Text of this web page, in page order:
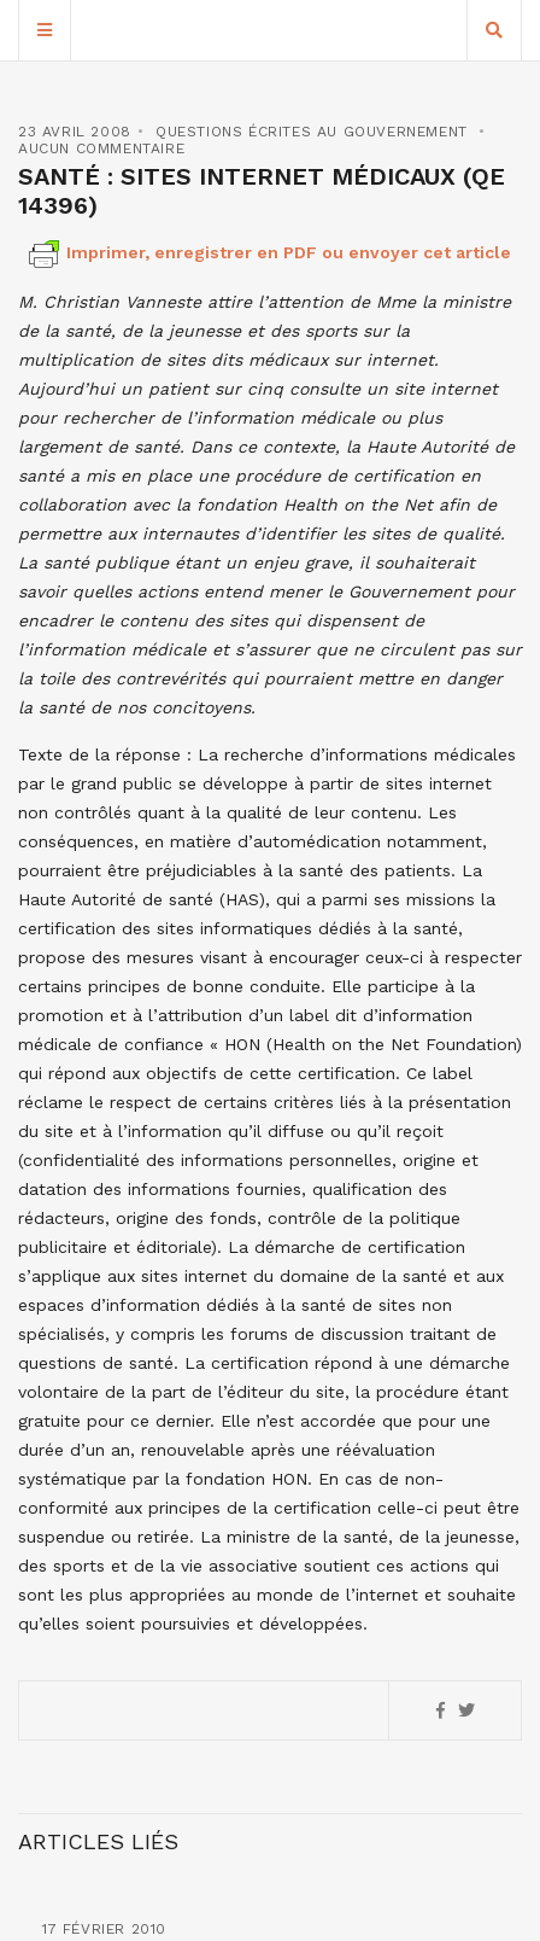
23 AVRIL 2008
QUESTIONS ÉCRITES AU GOUVERNEMENT
AUCUN COMMENTAIRE
SANTÉ : SITES INTERNET MÉDICAUX (QE
14396)
Imprimer, enregistrer en PDF ou envoyer cet article
M. Christian Vanneste attire l’attention de Mme la ministre
de la santé, de la jeunesse et des sports sur la
multiplication de sites dits médicaux sur internet.
Aujourd’hui un patient sur cinq consulte un site internet
pour rechercher de l’information médicale ou plus
largement de santé. Dans ce contexte, la Haute Autorité de
santé a mis en place une procédure de certification en
collaboration avec la fondation Health on the Net afin de
permettre aux internautes d’identifier les sites de qualité.
La santé publique étant un enjeu grave, il souhaiterait
savoir quelles actions entend mener le Gouvernement pour
encadrer le contenu des sites qui dispensent de
l’information médicale et s’assurer que ne circulent pas sur
la toile des contrevérités qui pourraient mettre en danger
la santé de nos concitoyens.
Texte de la réponse : La recherche d’informations médicales
par le grand public se développe à partir de sites internet
non contrôlés quant à la qualité de leur contenu. Les
conséquences, en matière d’automédication notamment,
pourraient être préjudiciables à la santé des patients. La
Haute Autorité de santé (HAS), qui a parmi ses missions la
certification des sites informatiques dédiés à la santé,
propose des mesures visant à encourager ceux-ci à respecter
certains principes de bonne conduite. Elle participe à la
promotion et à l’attribution d’un label dit d’information
médicale de confiance « HON (Health on the Net Foundation)
qui répond aux objectifs de cette certification. Ce label
réclame le respect de certains critères liés à la présentation
du site et à l’information qu’il diffuse ou qu’il reçoit
(confidentialité des informations personnelles, origine et
datation des informations fournies, qualification des
rédacteurs, origine des fonds, contrôle de la politique
publicitaire et éditoriale). La démarche de certification
s’applique aux sites internet du domaine de la santé et aux
espaces d’information dédiés à la santé de sites non
spécialisés, y compris les forums de discussion traitant de
questions de santé. La certification répond à une démarche
volontaire de la part de l’éditeur du site, la procédure étant
gratuite pour ce dernier. Elle n’est accordée que pour une
durée d’un an, renouvelable après une réévaluation
systématique par la fondation HON. En cas de non-
conformité aux principes de la certification celle-ci peut être
suspendue ou retirée. La ministre de la santé, de la jeunesse,
des sports et de la vie associative soutient ces actions qui
sont les plus appropriées au monde de l’internet et souhaite
qu’elles soient poursuivies et développées.
ARTICLES LIÉS
17 FÉVRIER 2010